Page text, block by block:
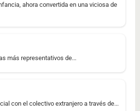
ahora convertida en una viciosa de
más representativos de...
con el colectivo extranjero a través de...